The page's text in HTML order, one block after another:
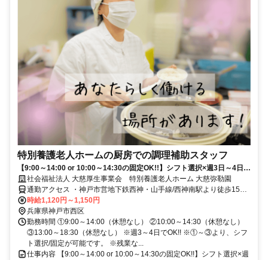
特別養護老人ホームの厨房での調理補助スタッフ
【9:00～14:00 or 10:00～14:30の固定OK!!】シフト選択×週3日～4日で
OK!!残業なし◎未経験・ブランクOK!!|介護施設での調理補助スタッフ|
兵庫県神戸市西区
社会福祉法人 大慈厚生事業会 特別養護老人ホーム 大慈弥勒園
通勤アクセス ・神戸市営地下鉄西神・山手線/西神南駅より徒歩15分
・マイカー通勤OK(無料駐車場あり)
時給1,120円～1,150円
兵庫県神戸市西区
勤務時間 ①9:00～14:00（休憩なし） ②10:00～14:30（休憩なし）
③13:00～18:30（休憩なし） ※週3～4日でOK!! ※①～③より、シフ
ト選択/固定が可能です。 ※残業な...
仕事内容 【9:00～14:00 or 10:00～14:30の固定OK!!】シフト選択×週